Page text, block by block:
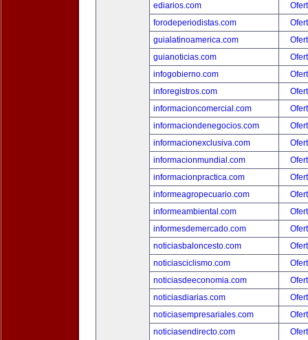
ediarios.com
forodeperiodistas.com
guialatinoamerica.com
guianoticias.com
infogobierno.com
inforegistros.com
informacioncomercial.com
informaciondenegocios.com
informacionexclusiva.com
informacionmundial.com
informacionpractica.com
informeagropecuario.com
informeambiental.com
informesdemercado.com
noticiasbaloncesto.com
noticiasciclismo.com
noticiasdeeconomia.com
noticiasdiarias.com
noticiasempresariales.com
noticiasendirecto.com